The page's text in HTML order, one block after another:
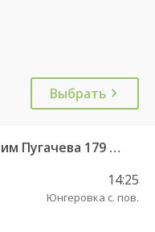
Выбрать
Саратов АВ Центральный ул им Пугачева 179 А — Балашов (Привокзальная площадь 7) 603-1
14:25
Юнгеровка с. пов.